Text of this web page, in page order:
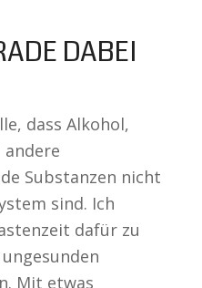
DABEI
dass Alkohol,
Substanzen nicht
sind. Ich
dafür zu
Mit etwas